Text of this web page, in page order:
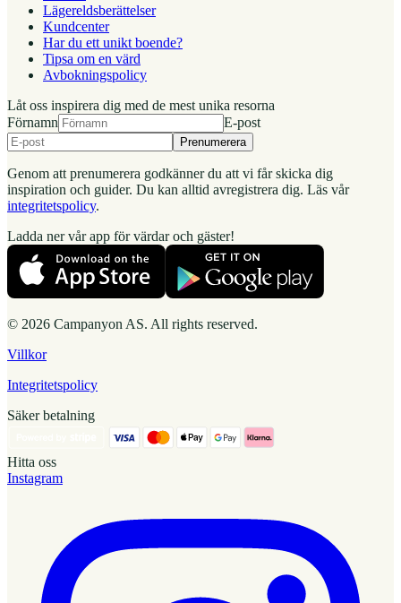
Lägereldsberättelser
Kundcenter
Har du ett unikt boende?
Tipsa om en värd
Avbokningspolicy
Låt oss inspirera dig med de mest unika resorna
Förnamn
E-post
Prenumerera
Genom att prenumerera godkänner du att vi får skicka dig
inspiration och guider. Du kan alltid avregistrera dig. Läs vår
integritetspolicy.
Ladda ner vår app för värdar och gäster!
© 2026 Campanyon AS. All rights reserved.
Villkor
Integritetspolicy
Säker betalning
Hitta oss
Instagram